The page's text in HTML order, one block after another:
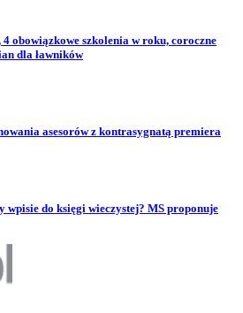
4 obowiązkowe szkolenia w roku, coroczne
dla ławników
asesorów z kontrasygnatą premiera
wpisie do księgi wieczystej? MS proponuje